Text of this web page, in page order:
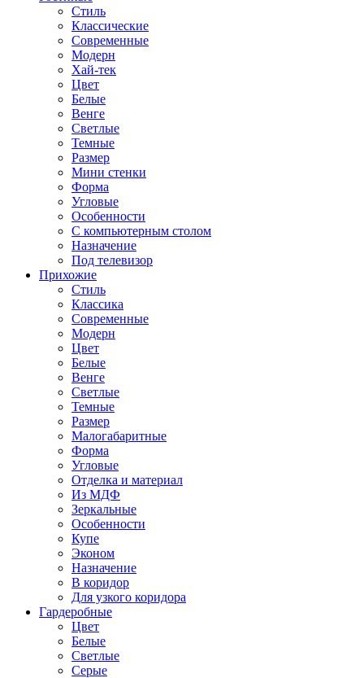
Стиль
Классические
Современные
Модерн
Хай-тек
Цвет
Белые
Венге
Светлые
Темные
Размер
Мини стенки
Форма
Угловые
Особенности
С компьютерным столом
Назначение
Под телевизор
Прихожие
Стиль
Классика
Современные
Модерн
Цвет
Белые
Венге
Светлые
Темные
Размер
Малогабаритные
Форма
Угловые
Отделка и материал
Из МДФ
Зеркальные
Особенности
Купе
Эконом
Назначение
В коридор
Для узкого коридора
Гардеробные
Цвет
Белые
Светлые
Серые